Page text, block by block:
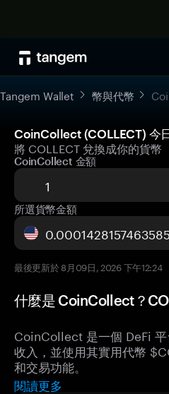
Tangem Wallet 幣與代幣
CoinCollect (COLLECT) 今
將 COLLECT 兌換成你的貨幣
CoinCollect 金額
所選貨幣金額
最後更新於 8月09日, 2026 下午12:24
什麼是 CoinCollect？
CoinCollect 是一個 DeFi
收入，並使用其實用代幣
和交易功能。
閱讀更多